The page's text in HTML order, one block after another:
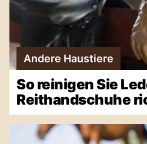
Andere Haustiere
So reinigen Sie
Reithandschuhe